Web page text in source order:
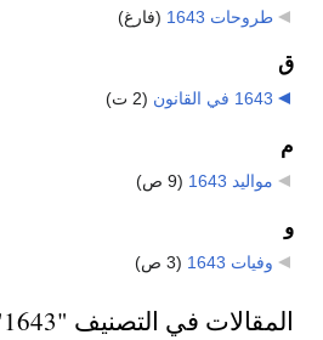
طروحات 1643 (فارغ)
ق
1643 في القانون (2 ت)
م
مواليد 1643 (9 ص)
و
وفيات 1643 (3 ص)
المقالات في التصنيف "1643"